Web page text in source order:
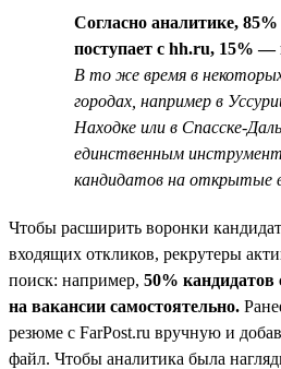
Согласно аналитике,
поступает с hh.ru, 15%
В то же время в
городах, например в
Находке или в Спасске-
единственным
кандидатов на открытые
Чтобы расширить воронки
входящих откликов, рекрутеры
поиск: например, 50%
на вакансии самостоятельно.
резюме с FarPost.ru вручную и
файл. Чтобы аналитика была